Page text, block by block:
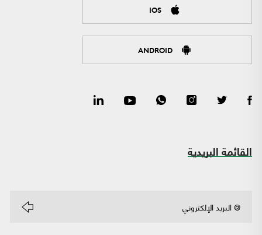
IOS
ANDROID
القائمة البريدية